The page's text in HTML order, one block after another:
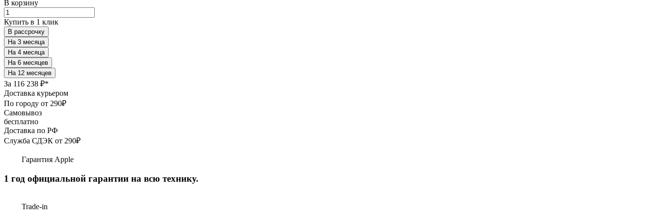
В корзину
Купить в 1 клик
В рассрочку
За 116 238 ₽*
Доставка курьером
По городу от 290₽
Самовывоз
бесплатно
Доставка по РФ
Служба СДЭК от 290₽
Гарантия Apple
1 год официальной гарантии на всю технику.
Trade-in